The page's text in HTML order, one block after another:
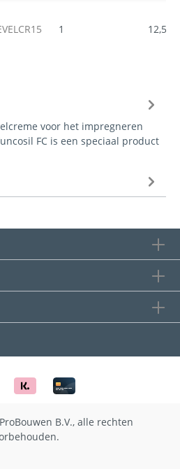
1 12,5
voor het impregneren
FC is een speciaal product
B.V., alle rechten